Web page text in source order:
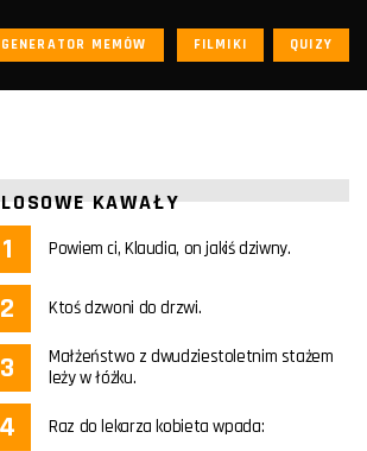
GENERATOR MEMÓW FILMIKI QUIZY
LOSOWE KAWAŁY
Powiem ci, Klaudia, on jakiś dziwny.
Ktoś dzwoni do drzwi.
Małżeństwo z dwudziestoletnim stażem
leży w łóżku.
Raz do lekarza kobieta wpada: